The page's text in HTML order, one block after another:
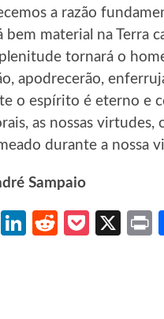
a razão
bem material na Terra
tornará o
apodrecerão,
o espírito é eterno e
as nossas
durante a nossa
Sampaio
EmailLinkedIn
RedditPocket
X